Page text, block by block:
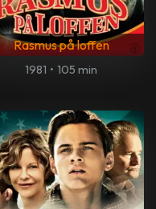
Rasmus på loffen
1981 • 105 min